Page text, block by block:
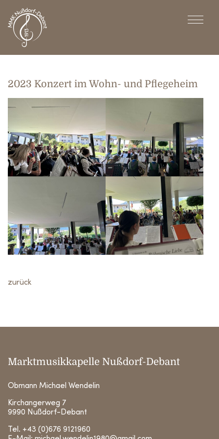
AKTUELLES
TERMINE
CHRONIK
2023 Konzert im Wohn- und Pflegeheim
zurück
Marktmusikkapelle Nußdorf-Debant
Obmann Michael Wendelin
Kirchangerweg 7
9990 Nußdorf-Debant
Tel. +43 (0)676 9121960